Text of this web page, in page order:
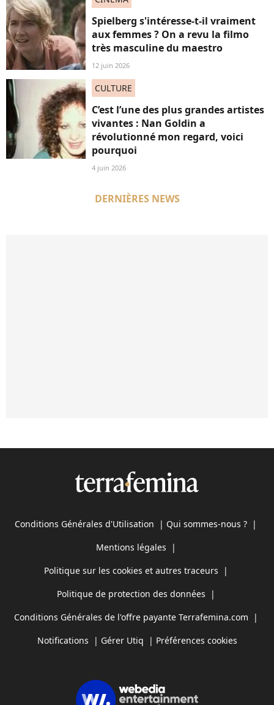
Spielberg s'intéresse-t-il vraiment
aux femmes ? On a revu la filmo
très masculine du maestro
12 juin 2026
CULTURE
C’est l’une des plus grandes artistes
vivantes : Nan Goldin a
révolutionné mon regard, voici
pourquoi
4 juin 2026
DERNIÈRES NEWS
Conditions Générales d'Utilisation | Qui sommes-nous ? |
Mentions légales |
Politique sur les cookies et autres traceurs |
Politique de protection des données |
Conditions Générales de l'offre payante Terrafemina.com |
Notifications | Gérer Utiq | Préférences cookies